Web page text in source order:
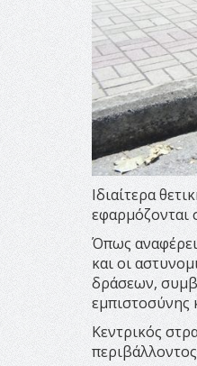
Ιδιαίτερα
εφαρμόζονται
Όπως
και οι
δράσεων,
εμπιστοσύνης
Κεντρικός